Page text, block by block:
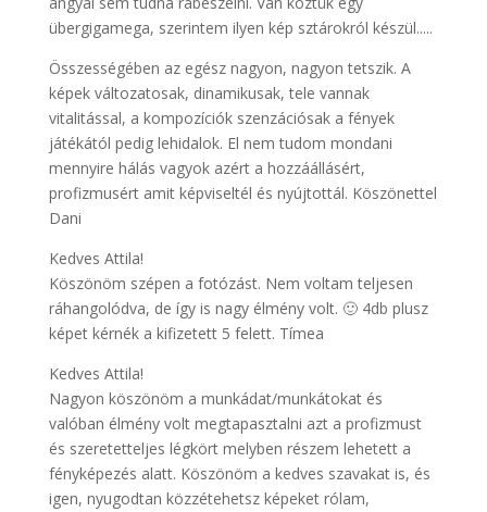
übergigamega, szerintem ilyen kép sztárokról készül.....
Összességében az egész nagyon, nagyon tetszik. A
képek változatosak, dinamikusak, tele vannak
vitalitással, a kompozíciók szenzációsak a fények
játékától pedig lehidalok. El nem tudom mondani
mennyire hálás vagyok azért a hozzáállásért,
profizmusért amit képviseltél és nyújtottál. Köszönettel
Dani
Kedves Attila!
Köszönöm szépen a fotózást. Nem voltam teljesen
ráhangolódva, de így is nagy élmény volt. 🙂 4db plusz
képet kérnék a kifizetett 5 felett. Tímea
Kedves Attila!
Nagyon köszönöm a munkádat/munkátokat és
valóban élmény volt megtapasztalni azt a profizmust
és szeretetteljes légkört melyben részem lehetett a
fényképezés alatt. Köszönöm a kedves szavakat is, és
igen, nyugodtan közzétehetsz képeket rólam,